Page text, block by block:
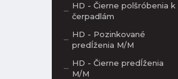
HD - Čierne polšróbenia k
čerpadlám
HD - Pozinkované
predĺženia M/M
HD - Čierne predĺženia
M/M